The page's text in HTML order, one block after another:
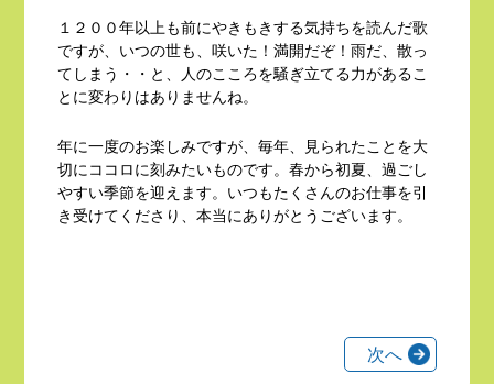
１２００年以上も前にやきもきする気持ちを読んだ歌
ですが、いつの世も、咲いた！満開だぞ！雨だ、散っ
てしまう・・と、人のこころを騒ぎ立てる力があるこ
とに変わりはありませんね。
年に一度のお楽しみですが、毎年、見られたことを大
切にココロに刻みたいものです。春から初夏、過ごし
やすい季節を迎えます。いつもたくさんのお仕事を引
き受けてくださり、本当にありがとうございます。
次へ